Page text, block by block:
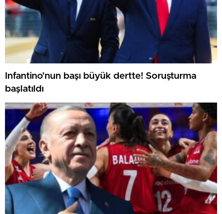
Infantino’nun başı büyük dertte! Soruşturma
başlatıldı